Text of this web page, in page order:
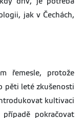
jak v Čechách,
řemesle, protože
pěti leté zkušenosti
kultivaci
pokračovat